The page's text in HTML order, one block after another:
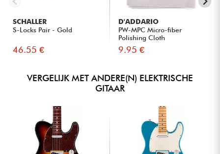
SCHALLER
S-Locks Pair - Gold
46.55 €
D'ADDARIO
PW-MPC Micro-fiber
Polishing Cloth
9.95 €
VERGELIJK MET ANDERE(N) ELEKTRISCHE
GITAAR